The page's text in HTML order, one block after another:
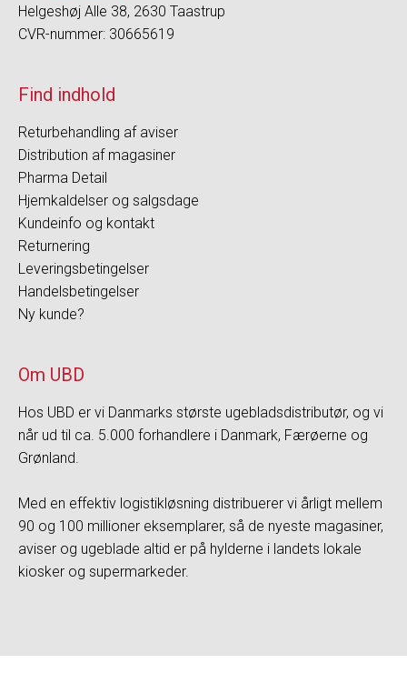
Helgeshøj Alle 38, 2630 Taastrup
CVR-nummer: 30665619
Find indhold
Returbehandling af aviser
Distribution af magasiner
Pharma Detail
Hjemkaldelser og salgsdage
Kundeinfo og kontakt
Returnering
Leveringsbetingelser
Handelsbetingelser
Ny kunde?
Om UBD
​Hos UBD er vi Danmarks største ugebladsdistributør, og vi
når ud til ca. 5.000 forhandlere i Danmark, Færøerne og
Grønland.
Med en effektiv logistikløsning distribuerer vi årligt mellem
90 og 100 millioner eksemplarer, så de nyeste magasiner,
aviser og ugeblade altid er på hylderne i landets lokale
kiosker og supermarkeder.